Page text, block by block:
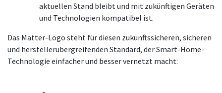
aktuellen Stand bleibt und mit zukünftigen Geräten
und Technologien kompatibel ist.
Das Matter-Logo steht für diesen zukunftssicheren, sicheren
und herstellerübergreifenden Standard, der Smart-Home-
Technologie einfacher und besser vernetzt macht: